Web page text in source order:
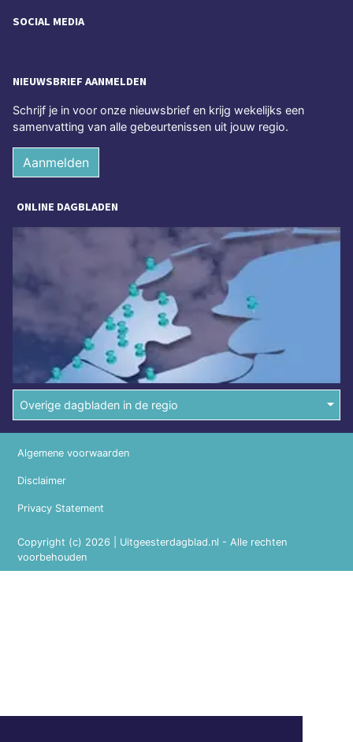
SOCIAL MEDIA
NIEUWSBRIEF AANMELDEN
Schrijf je in voor onze nieuwsbrief en krijg wekelijks een
samenvatting van alle gebeurtenissen uit jouw regio.
Aanmelden
ONLINE DAGBLADEN
Overige dagbladen in de regio
Copyright (c) 2026 | Uitgeesterdagblad.nl - Alle rechten
voorbehouden
Algemene voorwaarden
Disclaimer
Privacy Statement